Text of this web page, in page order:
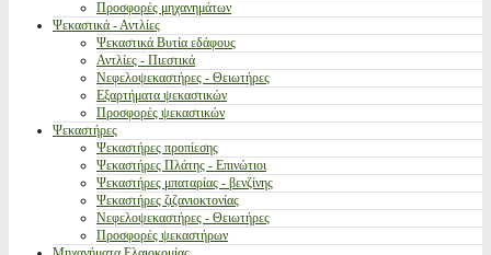
Προσφορές μηχανημάτων
Ψεκαστικά - Αντλίες
Ψεκαστικά Βυτία εδάφους
Αντλίες - Πιεστικά
Νεφελοψεκαστήρες - Θειωτήρες
Εξαρτήματα ψεκαστικών
Προσφορές ψεκαστικών
Ψεκαστήρες
Ψεκαστήρες προπίεσης
Ψεκαστήρες Πλάτης - Επινώτιοι
Ψεκαστήρες μπαταρίας - βενζίνης
Ψεκαστήρες ζιζανιοκτονίας
Νεφελοψεκαστήρες - Θειωτήρες
Προσφορές ψεκαστήρων